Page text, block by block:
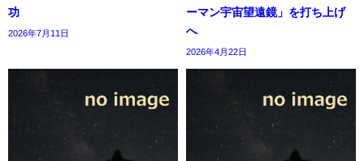
功
2026年7月11日
ーマン宇宙望遠鏡」を打ち上げ
へ
2026年4月22日